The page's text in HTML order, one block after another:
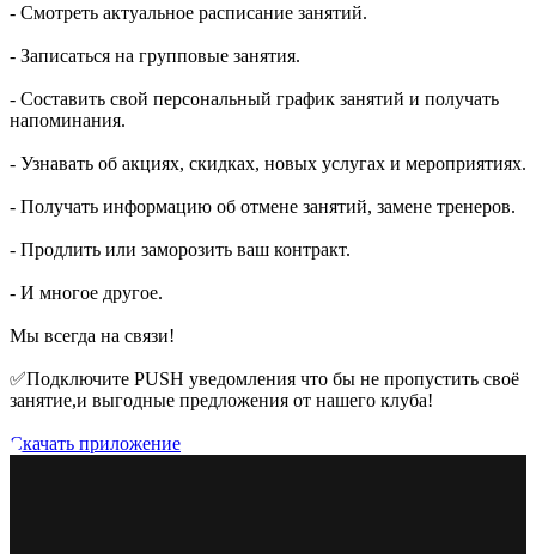
- Смотреть актуальное расписание занятий.
- Записаться на групповые занятия.
- Составить свой персональный график занятий и получать
напоминания.
- Узнавать об акциях, скидках, новых услугах и мероприятиях.
- Получать информацию об отмене занятий, замене тренеров.
- Продлить или заморозить ваш контракт.
- И многое другое.
Мы всегда на связи!
✅Подключите PUSH уведомления что бы не пропустить своё
занятие,и выгодные предложения от нашего клуба!
Скачать приложение